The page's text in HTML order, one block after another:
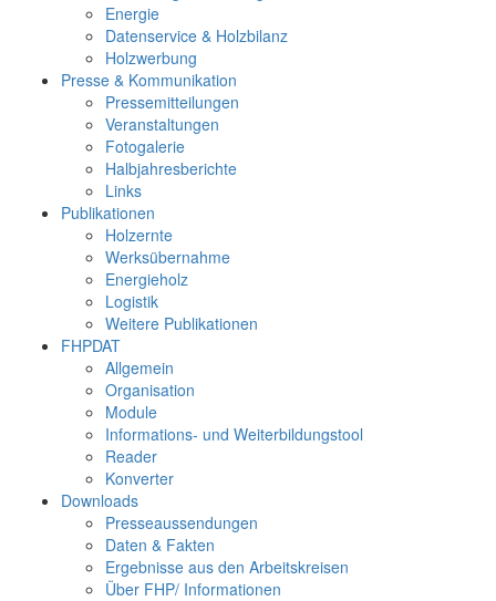
Energie
Datenservice & Holzbilanz
Holzwerbung
Presse & Kommunikation
Pressemitteilungen
Veranstaltungen
Fotogalerie
Halbjahresberichte
Links
Publikationen
Holzernte
Werksübernahme
Energieholz
Logistik
Weitere Publikationen
FHPDAT
Allgemein
Organisation
Module
Informations- und Weiterbildungstool
Reader
Konverter
Downloads
Presseaussendungen
Daten & Fakten
Ergebnisse aus den Arbeitskreisen
Über FHP/ Informationen